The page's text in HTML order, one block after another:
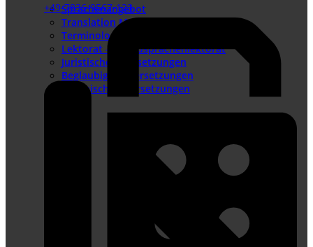
Sprachenangebot
Translation Memory
Terminologiemanagement
Lektorat – Fremdsprachenlektorat
Juristische Übersetzungen
Beglaubigte Übersetzungen
Technische Übersetzungen
+49-7836-9567-123